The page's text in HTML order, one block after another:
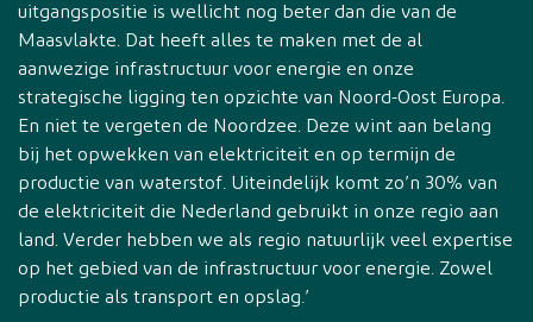
uitgangspositie is wellicht nog beter dan die van de
Maasvlakte. Dat heeft alles te maken met de al
aanwezige infrastructuur voor energie en onze
strategische ligging ten opzichte van Noord-Oost Europa.
En niet te vergeten de Noordzee. Deze wint aan belang
bij het opwekken van elektriciteit en op termijn de
productie van waterstof. Uiteindelijk komt zo’n 30% van
de elektriciteit die Nederland gebruikt in onze regio aan
land. Verder hebben we als regio natuurlijk veel expertise
op het gebied van de infrastructuur voor energie. Zowel
productie als transport en opslag.’